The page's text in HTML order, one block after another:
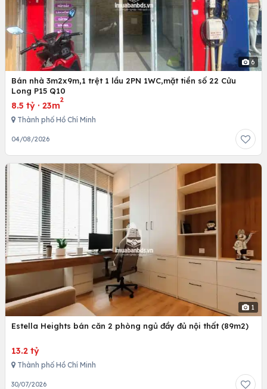
6
Bán nhà 3m2x9m,1 trệt 1 lầu 2PN 1WC,mặt tiền số 22 Cửu
Long P15 Q10
8.5 tỷ · 23m
2
Thành phố Hồ Chí Minh
04/08/2026
1
Estella Heights bán căn 2 phòng ngủ đầy đủ nội thất (89m2)
13.2 tỷ
Thành phố Hồ Chí Minh
30/07/2026